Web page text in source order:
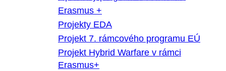
Erasmus +
Projekty EDA
Projekt 7. rámcového programu EÚ
Projekt Hybrid Warfare v rámci
Erasmus+